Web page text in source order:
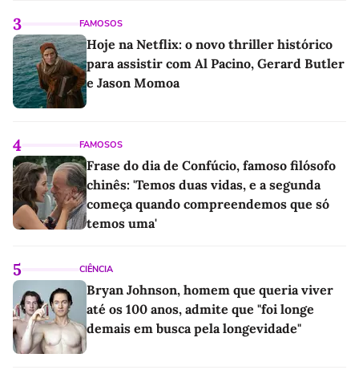
3 FAMOSOS
Hoje na Netflix: o novo thriller histórico
para assistir com Al Pacino, Gerard Butler
e Jason Momoa
4 FAMOSOS
Frase do dia de Confúcio, famoso filósofo
chinês: 'Temos duas vidas, e a segunda
começa quando compreendemos que só
temos uma'
5 CIÊNCIA
Bryan Johnson, homem que queria viver
até os 100 anos, admite que "foi longe
demais em busca pela longevidade"